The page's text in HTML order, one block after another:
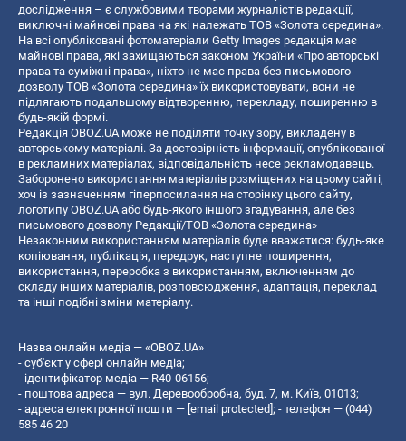
дослідження – є службовими творами журналістів редакції,
виключні майнові права на які належать ТОВ «Золота середина».
На всі опубліковані фотоматеріали Getty Images редакція має
майнові права, які захищаються законом України «Про авторські
права та суміжні права», ніхто не має права без письмового
дозволу ТОВ «Золота середина» їх використовувати, вони не
підлягають подальшому відтворенню, перекладу, поширенню в
будь-якій формі.
Редакція OBOZ.UA може не поділяти точку зору, викладену в
авторському матеріалі. За достовірність інформації, опублікованої
в рекламних матеріалах, відповідальність несе рекламодавець.
Заборонено використання матеріалів розміщених на цьому сайті,
хоч із зазначенням гіперпосилання на сторінку цього сайту,
логотипу OBOZ.UA або будь-якого іншого згадування, але без
письмового дозволу Редакції/ТОВ «Золота середина»
Незаконним використанням матеріалів буде вважатися: будь-яке
копiювання, публiкацiя, передрук, наступне поширення,
використання, переробка з використанням, включенням до
складу інших матеріалів, розповсюдження, адаптація, переклад
та інші подібні зміни матеріалу.
Назва онлайн медіа — «OBOZ.UA»
- суб'єкт у сфері онлайн медіа;
- ідентифікатор медіа — R40-06156;
- поштова адреса — вул. Деревообробна, буд. 7, м. Київ, 01013;
- адреса електронної пошти — [email protected]; - телефон — (044)
585 46 20